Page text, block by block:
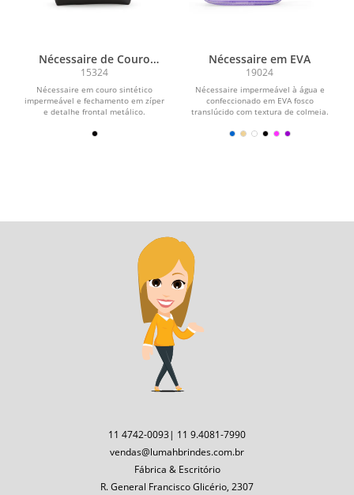
Nécessaire de Couro
Sintético
15324
Nécessaire em couro sintético
impermeável e fechamento em zíper
e detalhe frontal metálico.
Nécessaire em EVA
19024
Nécessaire impermeável à água e
confeccionado em EVA fosco
translúcido com textura de colmeia.
11 4742-0093| 11 9.4081-7990
vendas@lumahbrindes.com.br
Fábrica & Escritório
R. General Francisco Glicério, 2307